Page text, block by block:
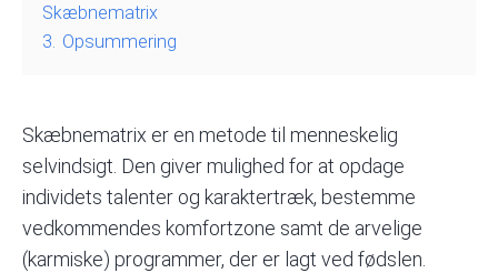
Skæbnematrix
3. Opsummering
Skæbnematrix er en metode til menneskelig
selvindsigt. Den giver mulighed for at opdage
individets talenter og karaktertræk, bestemme
vedkommendes komfortzone samt de arvelige
(karmiske) programmer, der er lagt ved fødslen.